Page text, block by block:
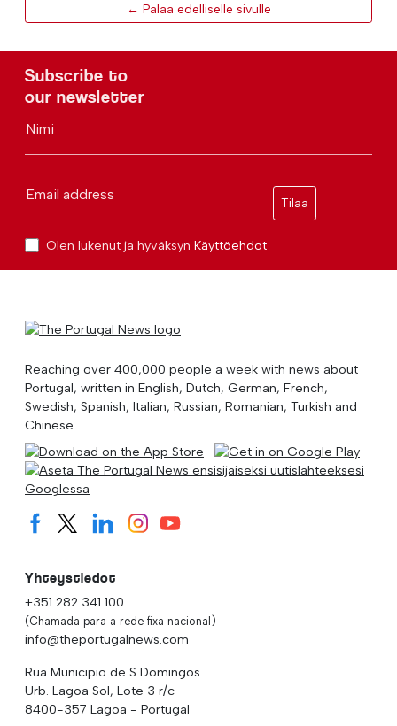
← Palaa edelliselle sivulle
Subscribe to
our newsletter
Nimi
Email address
Tilaa
Olen lukenut ja hyväksyn Käyttöehdot
Reaching over 400,000 people a week with news about
Portugal, written in English, Dutch, German, French,
Swedish, Spanish, Italian, Russian, Romanian, Turkish and
Chinese.
Yhteystiedot
+351 282 341 100
(Chamada para a rede fixa nacional)
info@theportugalnews.com
Rua Municipio de S Domingos
Urb. Lagoa Sol, Lote 3 r/c
8400-357 Lagoa - Portugal